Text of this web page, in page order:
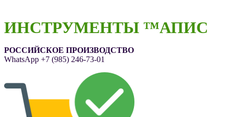
ИНСТРУМЕНТЫ ™АПИС
РОССИЙСКОЕ ПРОИЗВОДСТВО
WhatsApp +7 (985) 246-73-01